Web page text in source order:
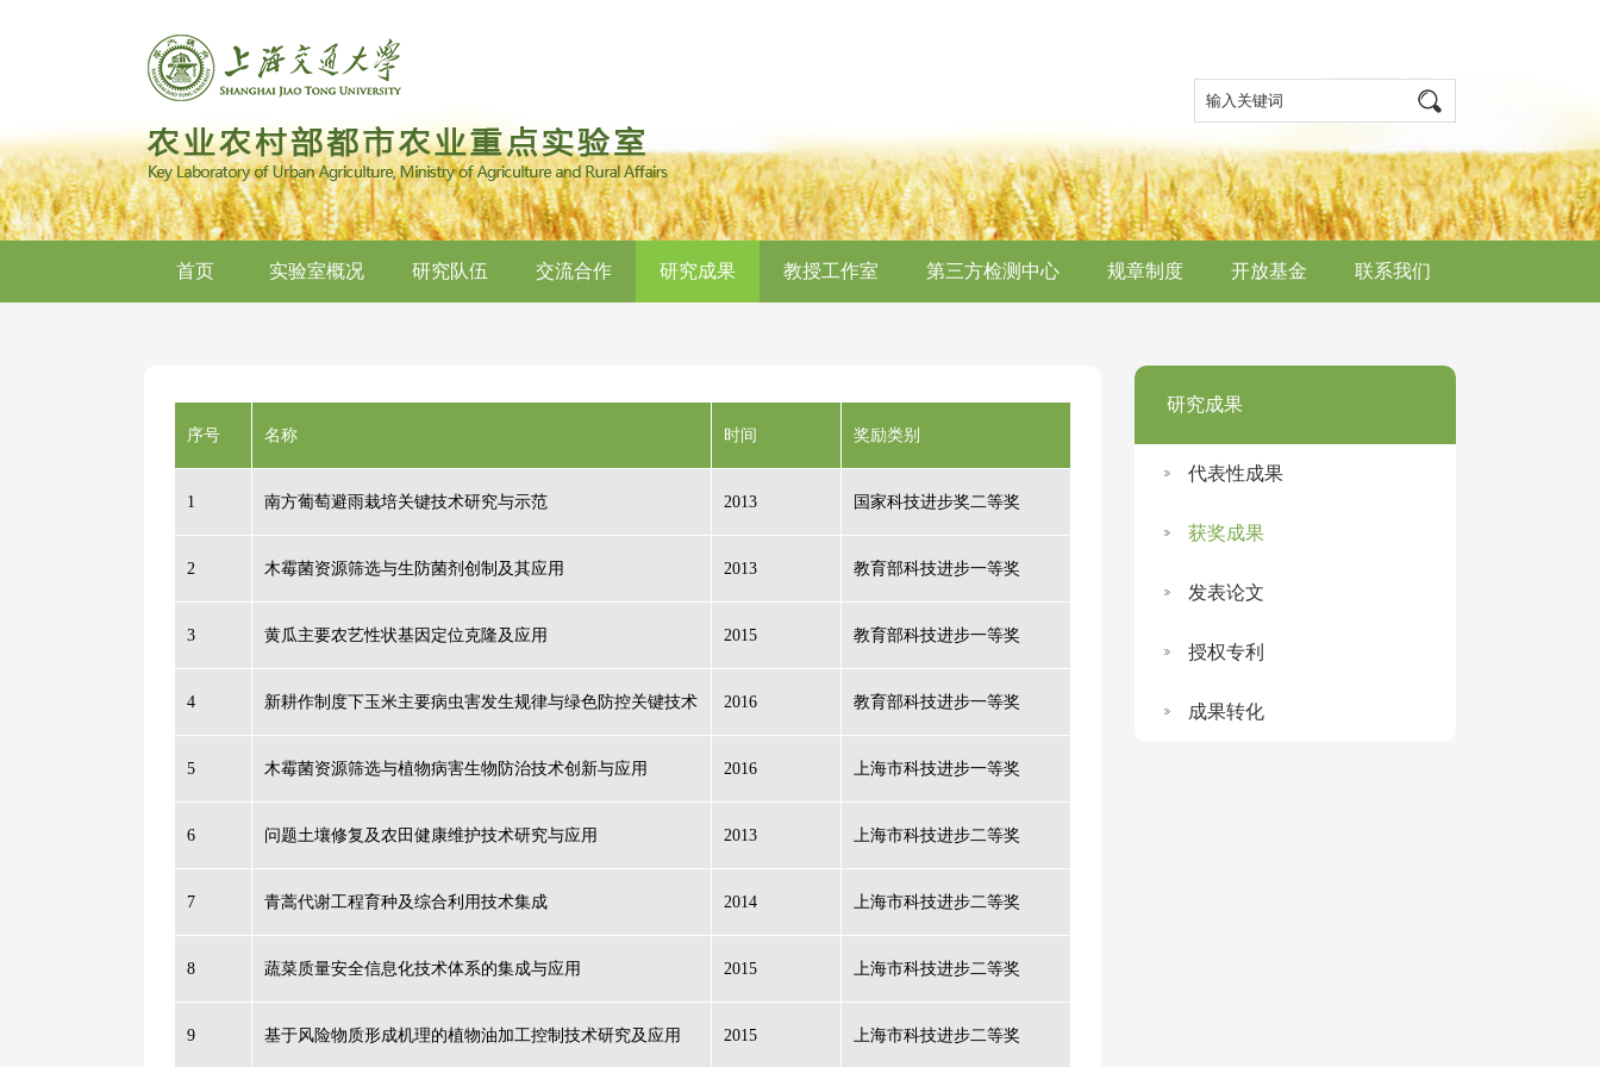
首页 实验室概况 研究队伍 交流合作 研究成果 教授工作室 第三方检测中心 规章制度 开放基金 联系我们
研究成果
代表性成果
获奖成果
发表论文
授权专利
成果转化
序号 名称 时间 奖励类别
1 南方葡萄避雨栽培关键技术研究与示范 2013 国家科技进步奖二等奖
2 木霉菌资源筛选与生防菌剂创制及其应用 2013 教育部科技进步一等奖
3 黄瓜主要农艺性状基因定位克隆及应用 2015 教育部科技进步一等奖
4 新耕作制度下玉米主要病虫害发生规律与绿色防控关键技术 2016 教育部科技进步一等奖
5 木霉菌资源筛选与植物病害生物防治技术创新与应用 2016 上海市科技进步一等奖
6 问题土壤修复及农田健康维护技术研究与应用 2013 上海市科技进步二等奖
7 青蒿代谢工程育种及综合利用技术集成 2014 上海市科技进步二等奖
8 蔬菜质量安全信息化技术体系的集成与应用 2015 上海市科技进步二等奖
9 基于风险物质形成机理的植物油加工控制技术研究及应用 2015 上海市科技进步二等奖